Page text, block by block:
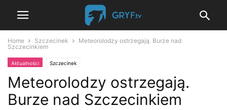
Home Szczecinek
Meteorolodzy ostrzegają. Burze nad
Szczecinkiem
Aktualności Szczecinek
Meteorolodzy ostrzegają.
Burze nad Szczecinkiem